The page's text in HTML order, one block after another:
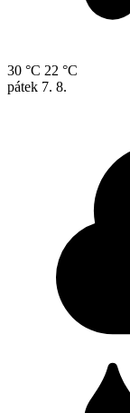
30 °C 22 °C
pátek 7. 8.